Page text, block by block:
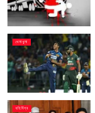
খেলাধুলা
বহির্বিশ্ব